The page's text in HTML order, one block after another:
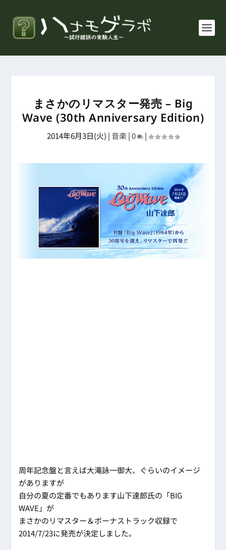
まさかのリマスター発売 – Big
Wave (30th Anniversary Edition)
2014年6月3日(火) | 音楽|0 |
周年記念盤と言えば大滝詠一御大、ぐらいのイメージ
がありますが
自分の夏の定番でもあります山下達郎氏の「BIG
WAVE」が
まさかのリマスター＆ボーナストラック収録で
2014/7/23に発売が決定しました。